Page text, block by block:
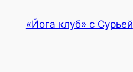
«Йога клуб» с Сурьей